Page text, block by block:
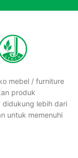
mebel / furniture
produk
didukung lebih dari
untuk memenuhi